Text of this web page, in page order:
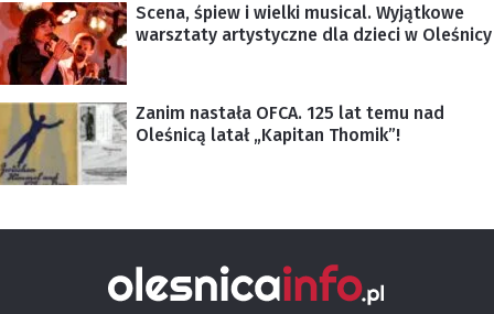
Scena, śpiew i wielki musical. Wyjątkowe
warsztaty artystyczne dla dzieci w Oleśnicy
Zanim nastała OFCA. 125 lat temu nad
Oleśnicą latał „Kapitan Thomik”!